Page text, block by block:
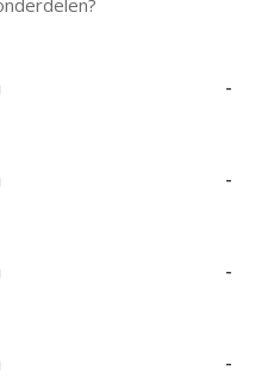
-
-
-
-